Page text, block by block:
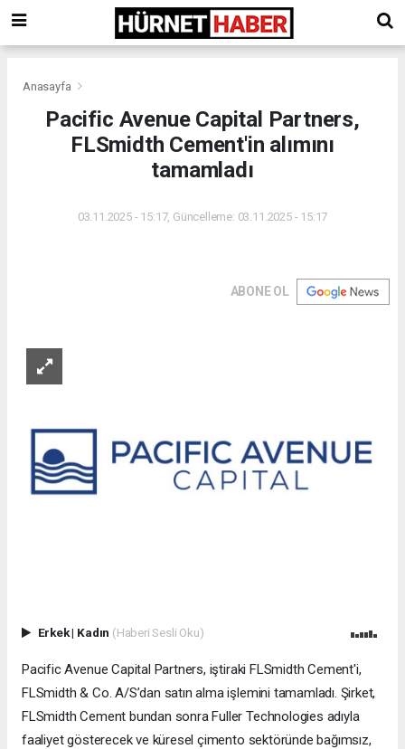
Anasayfa
Pacific Avenue Capital Partners,
FLSmidth Cement'in alımını
tamamladı
03.11.2025 - 15:17, Güncelleme: 03.11.2025 - 15:17
ABONE OL
Erkek| Kadın (Haberi Sesli Oku)
Pacific Avenue Capital Partners, iştiraki FLSmidth Cement'i,
FLSmidth & Co. A/S’dan satın alma işlemini tamamladı. Şirket,
FLSmidth Cement bundan sonra Fuller Technologies adıyla
faaliyet gösterecek ve küresel çimento sektöründe bağımsız,